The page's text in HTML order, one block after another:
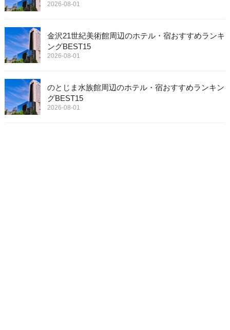
2026-08-01
金沢21世紀美術館周辺のホテル・宿おすすめランキ
ングBEST15
2026-08-01
のとじま水族館周辺のホテル・宿おすすめランキン
グBEST15
2026-08-01